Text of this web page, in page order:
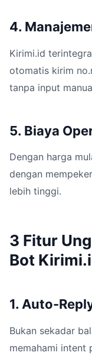
4.
Kirimi.id
otomatis kirim
tanpa input
5. Biaya
Dengan harga
dengan
lebih tinggi.
3 Fitur
Bot
1. Auto-
Bukan sekadar
memahami intent